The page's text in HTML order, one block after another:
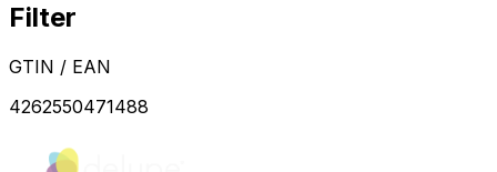
Filter
GTIN / EAN
4262550471488